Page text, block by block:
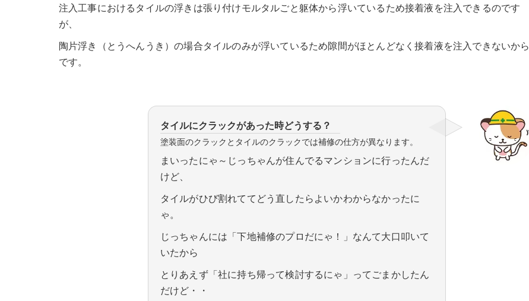
注入工事におけるタイルの浮きは張り付けモルタルごと躯体から浮いているため接着液を注入できるのです
が、
陶片浮き（とうへんうき）の場合タイルのみが浮いているため隙間がほとんどなく接着液を注入できないから
です。
タイルにクラックがあった時どうする？
塗装面のクラックとタイルのクラックでは補修の仕方が異なります。
まいったにゃ～じっちゃんが住んでるマンションに行ったんだ
けど、
タイルがひび割れててどう直したらよいかわからなかったに
ゃ。
じっちゃんには「下地補修のプロだにゃ！」なんて大口叩いて
いたから
とりあえず「社に持ち帰って検討するにゃ」ってごまかしたん
だけど・・